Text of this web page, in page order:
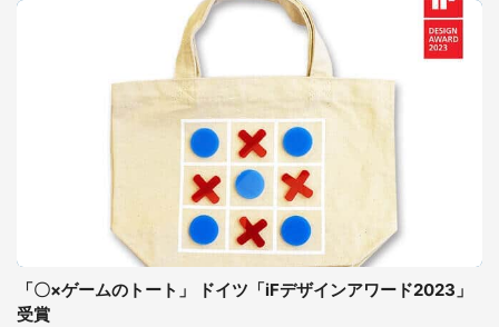
「〇×ゲームのトート」 ドイツ「iFデザインアワード2023」
受賞